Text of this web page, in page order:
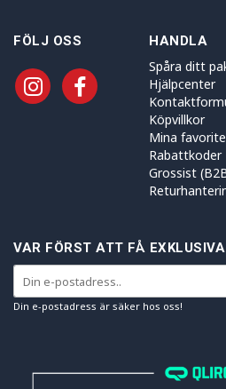
FÖLJ OSS HANDLA
Spåra ditt
Hjälpcenter
Köpvillkor
Mina
Rabattkoder
Grossist
VAR FÖRST ATT FÅ
Din e-postadress är säker hos oss!